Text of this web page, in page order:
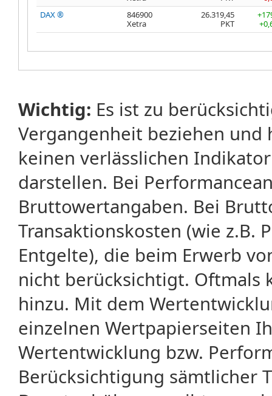
DAX ®
846900
Xetra
26.319,45
PKT
Wichtig: Es ist zu
Vergangenheit beziehen
keinen verlässlichen
darstellen. Bei
Bruttowertangaben. Bei
Transaktionskosten (wie z.B.
Entgelte), die beim Erwerb
nicht berücksichtigt. Oftmals
hinzu. Mit dem
einzelnen Wertpapierseiten
Wertentwicklung bzw.
Berücksichtigung sämtlicher